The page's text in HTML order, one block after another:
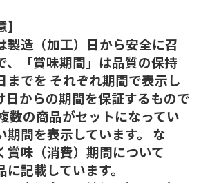
造（加工）日から安全に召
、「賞味期間」は品質の保持
までを それぞれ期間で表示し
日からの期間を保証するもので
数の商品がセットになってい
期間を表示しています。 な
賞味（消費）期間について
記載しています。